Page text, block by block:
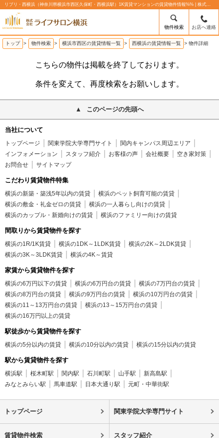
リブリ・西横浜（神奈川県横浜市西区久保町・西横浜駅）1K賃貸マンションの賃貸物件情報%% | 株式会社ライフサロン横浜
物件検索 お店へ連絡
トップ > 物件検索 > 横浜市西区の賃貸情報一覧 > 西横浜の賃貸情報一覧 > 物件詳細
こちらの物件は掲載を終了しております。
条件を変えて、再度検索をお願いします。
このページの先頭へ
当社について
トップページ 関東学院大学専門サイト
関内キャンパス周辺エリア
インフォメーション
スタッフ紹介 お客様の声 会社概要
空き家対策
お問合せ
サイトマップ
こだわり賃貸物件特集
横浜の新築・築浅5年以内の賃貸
横浜のペット飼育可能の賃貸
横浜の敷金・礼金ゼロの賃貸
横浜の一人暮らし向けの賃貸
横浜のカップル・新婚向けの賃貸
横浜のファミリー向けの賃貸
間取りから賃貸物件を探す
横浜の1R/1K賃貸 横浜の1DK～1LDK賃貸
横浜の2K～2LDK賃貸
横浜の3K～3LDK賃貸
横浜の4K～賃貸
家賃から賃貸物件を探す
横浜の6万円以下の賃貸 横浜の6万円台の賃貸
横浜の7万円台の賃貸
横浜の8万円台の賃貸
横浜の9万円台の賃貸
横浜の10万円台の賃貸
横浜の11～13万円台の賃貸
横浜の13～15万円台の賃貸
横浜の16万円以上の賃貸
駅徒歩から賃貸物件を探す
横浜の5分以内の賃貸 横浜の10分以内の賃貸 横浜の15分以内の賃貸
駅から賃貸物件を探す
横浜駅 桜木町駅 関内駅 石川町駅 山手駅
新高島駅
みなとみらい駅
馬車道駅 日本大通り駅 元町・中華街駅
トップページ 関東学院大学専門サイト
賃貸物件検索 スタッフ紹介